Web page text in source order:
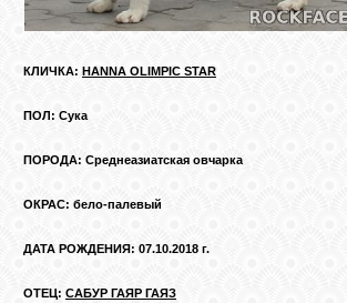
КЛИЧКА: HANNA OLIMPIC STAR
ПОЛ: Сука
ПОРОДА: Среднеазиатская овчарка
ОКРАС: бело-палевый
ДАТА РОЖДЕНИЯ: 07.10.2018 г.
ОТЕЦ: САБУР ГАЯР ГАЯЗ